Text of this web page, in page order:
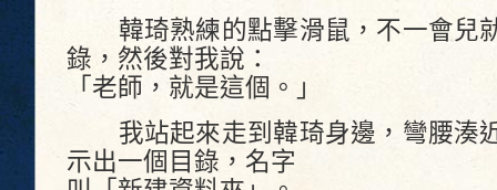
韓琦熟練的點擊滑鼠，不一會兒
錄，然後對我說：
「老師，就是這個。」
我站起來走到韓琦身邊，彎腰湊
示出一個目錄，名字